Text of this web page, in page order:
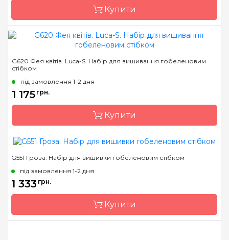
Зашивання
повна
Купити
Країна виробник
Розмір
Канва
Зашивання
повна
G620 Фея квітів. Luca-S. Набір для вишивання гобеленовим
стібком
під замовлення 1-2 дня
1 175 грн.
Купити
Бренд
Країна виробник
мулине Anchor
G551 Гроза. Набір для вишивки гобеленовим стібком
під замовлення 1-2 дня
1 333 грн.
Купити